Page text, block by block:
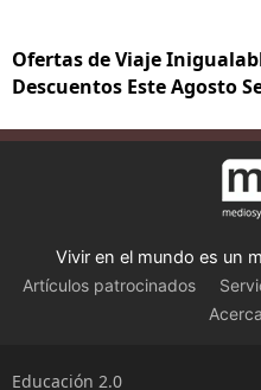
Ofertas de Viaje
Descuentos Este Agosto
Vivir en el mundo es un
Artículos patrocinados
Educación 2.0